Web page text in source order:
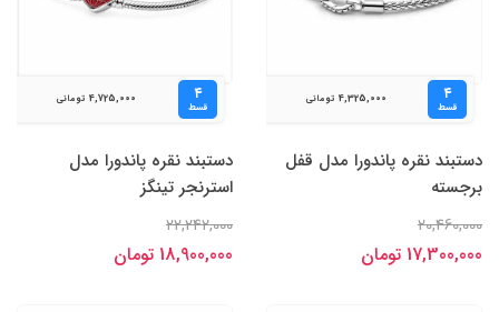
۴
قسط
4,325,000 تومانی
دستبند نقره پاندورا مدل قفل
برجسته
20,460,000
17,300,000 تومان
۴
قسط
4,725,000 تومانی
دستبند نقره پاندورا مدل
استرنجر تینگز
22,242,000
18,900,000 تومان